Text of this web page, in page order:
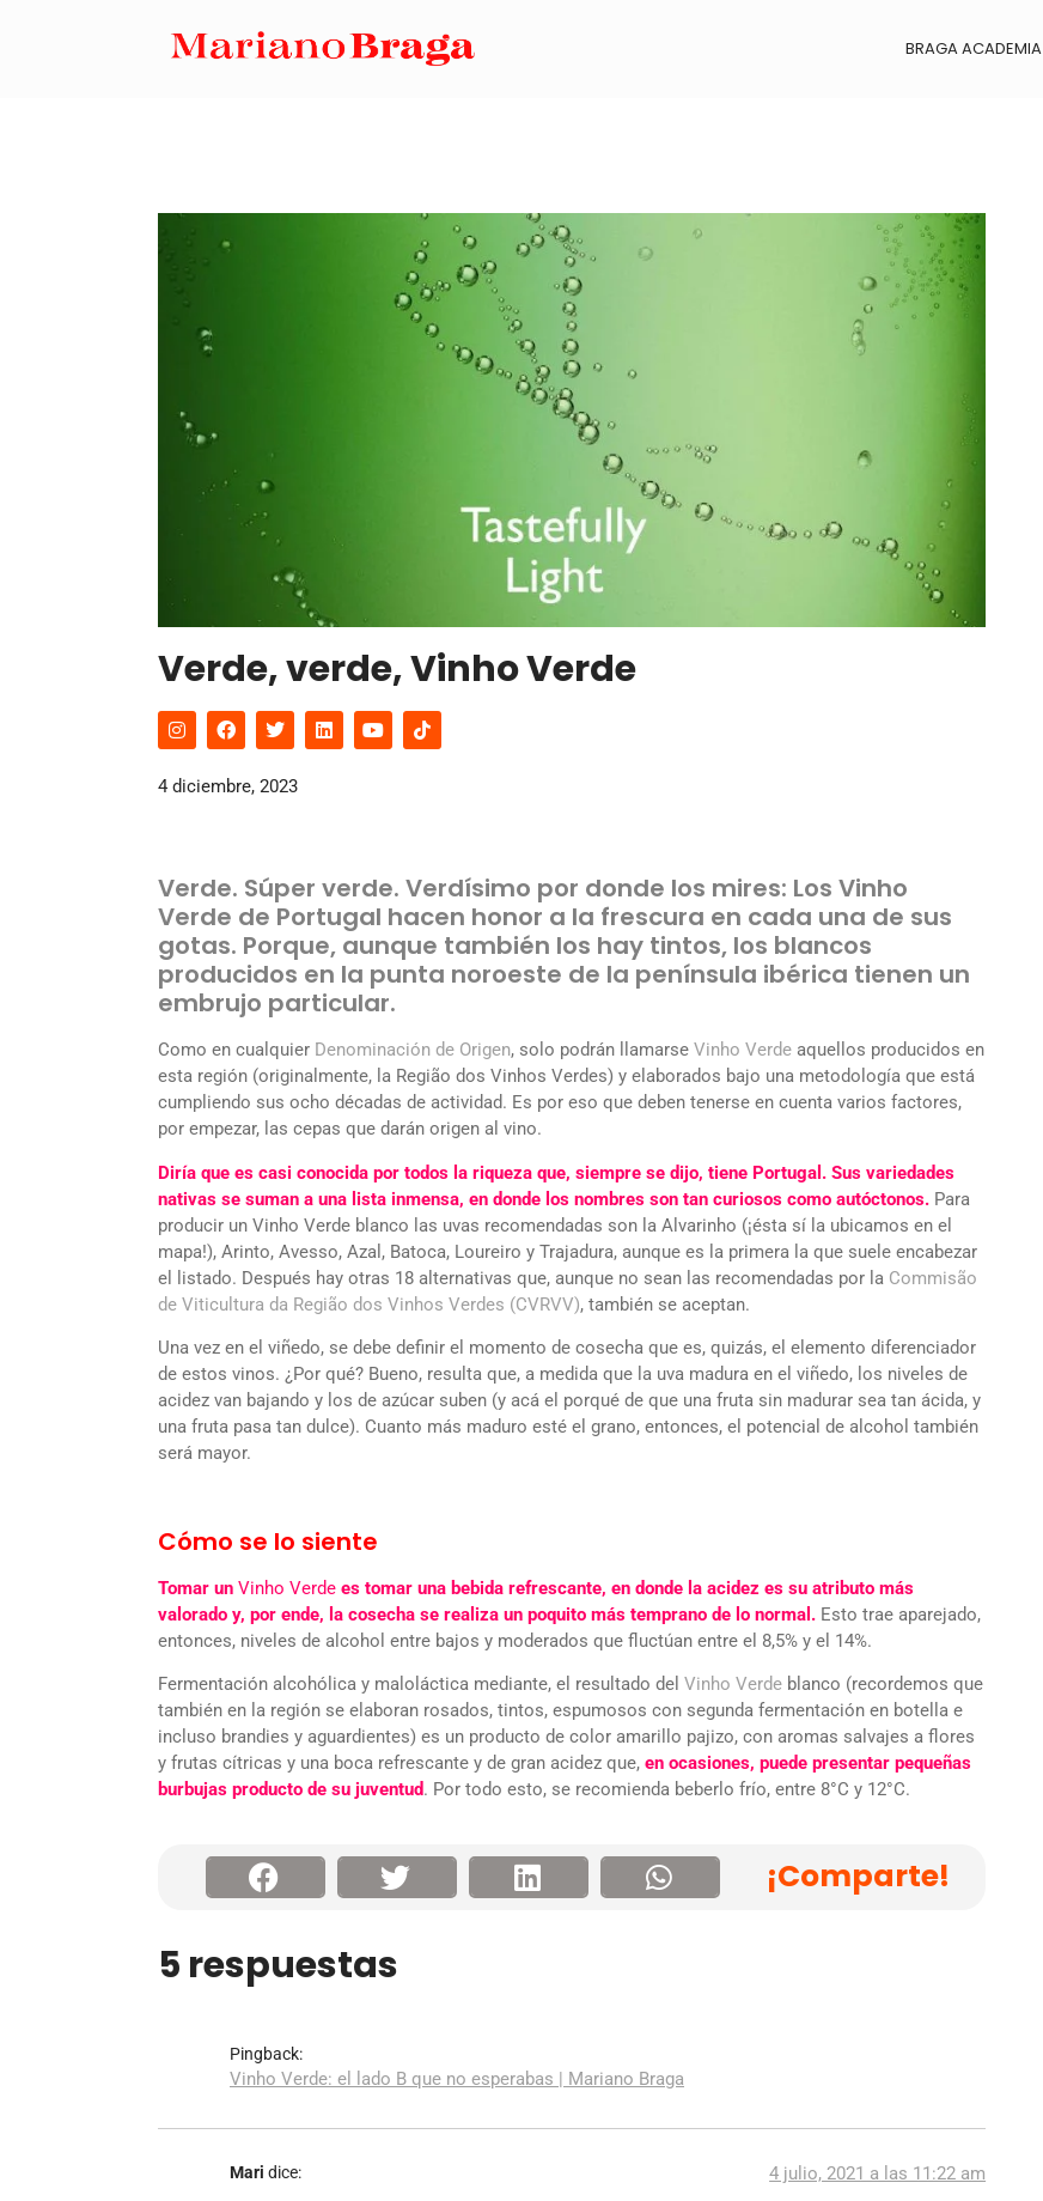
BRAGA ACADEMIA
Verde, verde, Vinho Verde
4 diciembre, 2023
Verde. Súper verde. Verdísimo por donde los mires: Los Vinho
Verde de Portugal hacen honor a la frescura en cada una de sus
gotas. Porque, aunque también los hay tintos, los blancos
producidos en la punta noroeste de la península ibérica tienen un
embrujo particular.
Como en cualquier Denominación de Origen, solo podrán llamarse Vinho Verde aquellos producidos en
esta región (originalmente, la Região dos Vinhos Verdes) y elaborados bajo una metodología que está
cumpliendo sus ocho décadas de actividad. Es por eso que deben tenerse en cuenta varios factores,
por empezar, las cepas que darán origen al vino.
Diría que es casi conocida por todos la riqueza que, siempre se dijo, tiene Portugal. Sus variedades
nativas se suman a una lista inmensa, en donde los nombres son tan curiosos como autóctonos. Para
producir un Vinho Verde blanco las uvas recomendadas son la Alvarinho (¡ésta sí la ubicamos en el
mapa!), Arinto, Avesso, Azal, Batoca, Loureiro y Trajadura, aunque es la primera la que suele encabezar
el listado. Después hay otras 18 alternativas que, aunque no sean las recomendadas por la Commisão
de Viticultura da Região dos Vinhos Verdes (CVRVV), también se aceptan.
Una vez en el viñedo, se debe definir el momento de cosecha que es, quizás, el elemento diferenciador
de estos vinos. ¿Por qué? Bueno, resulta que, a medida que la uva madura en el viñedo, los niveles de
acidez van bajando y los de azúcar suben (y acá el porqué de que una fruta sin madurar sea tan ácida, y
una fruta pasa tan dulce). Cuanto más maduro esté el grano, entonces, el potencial de alcohol también
será mayor.
Cómo se lo siente
Tomar un Vinho Verde es tomar una bebida refrescante, en donde la acidez es su atributo más
valorado y, por ende, la cosecha se realiza un poquito más temprano de lo normal. Esto trae aparejado,
entonces, niveles de alcohol entre bajos y moderados que fluctúan entre el 8,5% y el 14%.
Fermentación alcohólica y maloláctica mediante, el resultado del Vinho Verde blanco (recordemos que
también en la región se elaboran rosados, tintos, espumosos con segunda fermentación en botella e
incluso brandies y aguardientes) es un producto de color amarillo pajizo, con aromas salvajes a flores
y frutas cítricas y una boca refrescante y de gran acidez que, en ocasiones, puede presentar pequeñas
burbujas producto de su juventud. Por todo esto, se recomienda beberlo frío, entre 8°C y 12°C.
¡Comparte!
5 respuestas
Pingback:
Vinho Verde: el lado B que no esperabas | Mariano Braga
Mari dice: 4 julio, 2021 a las 11:22 am